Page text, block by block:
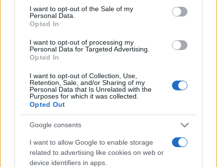
consent section.
I want to opt-out of the Sale of my
Personal Data.
Opted In
I want to opt-out of processing my
Personal Data for Targeted Advertising.
Opted In
I want to opt-out of Collection, Use,
Retention, Sale, and/or Sharing of my
Personal Data that Is Unrelated with the
Purposes for which it was collected.
Opted Out
Google consents
I want to allow Google to enable storage
related to advertising like cookies on web or
device identifiers in apps.